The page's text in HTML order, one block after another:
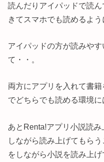
読んだりアイパッドで読
きてスマホでも読めるよう
アイパッドの方が読みや
て・・。
両方にアプリを入れて書
でどちらでも読める環境に
あとRenta!アプリ小説読
しながら読み上げてもら
をしながら小説を読み上げ